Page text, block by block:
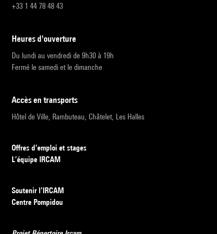
+33 1 44 78 48 43
heures d'ouverture
Du lundi au vendredi de 9h30 à 19h
Fermé le samedi et le dimanche
accès en transports
Hôtel de Ville, Rambuteau, Châtelet, Les Halles
Offres d’emploi et stages
L’équipe IRCAM
Soutenir l’IRCAM
Centre Pompidou